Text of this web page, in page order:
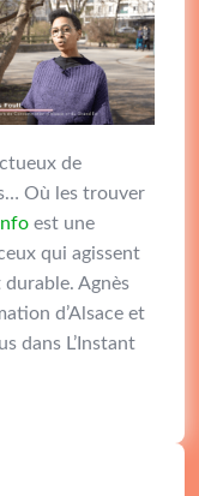
de
Où les trouver
est une
qui agissent
Agnès
d’Alsace et
dans L’Instant